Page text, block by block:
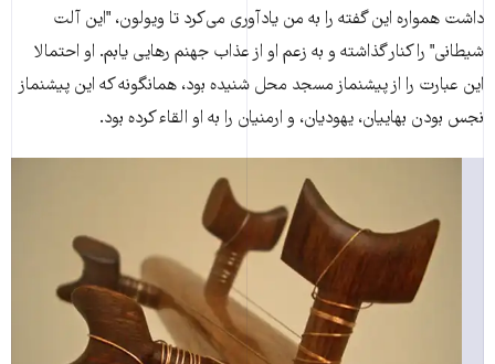
داشت همواره این گفته را به من یادآوری می‌کرد تا ویولون، "این آلت
شیطانی" را کنار گذاشته و به زعم او از عذاب جهنم رهایی یابم. او احتمالا
این عبارت را از پیشنماز مسجد محل شنیده بود، همانگونه که این پیشنماز
نجس بودن بهاییان، یهودیان، و ارمنیان را به او القاء کرده بود.